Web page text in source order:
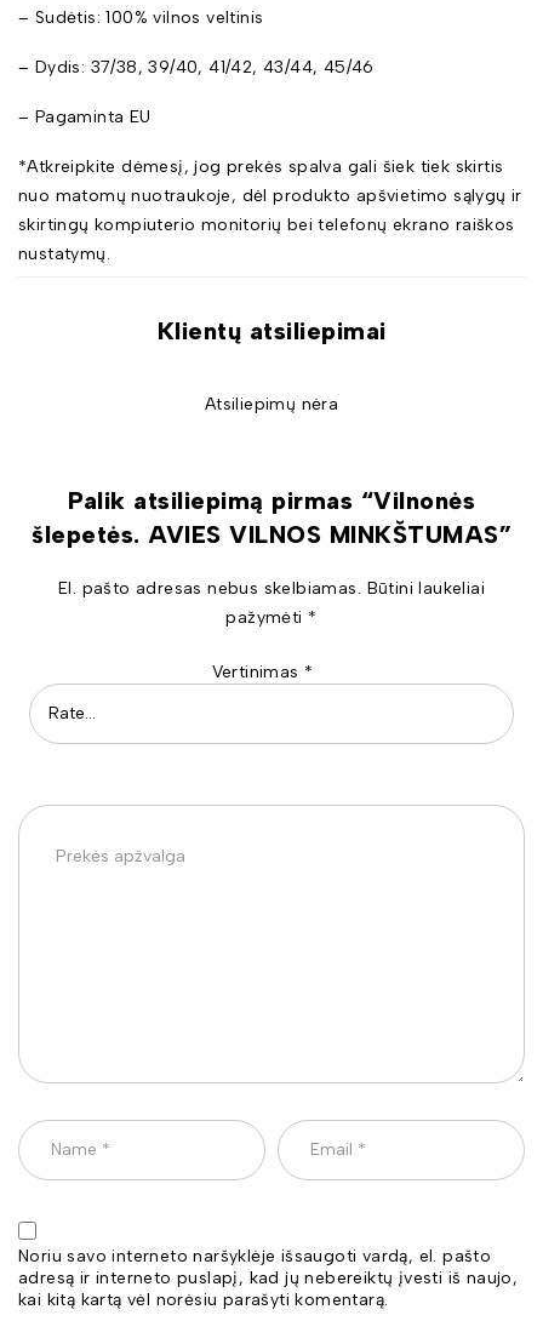
– Sudėtis: 100% vilnos veltinis
– Dydis: 37/38, 39/40, 41/42, 43/44, 45/46
– Pagaminta EU
*Atkreipkite dėmesį, jog prekės spalva gali šiek tiek skirtis
nuo matomų nuotraukoje, dėl produkto apšvietimo sąlygų ir
skirtingų kompiuterio monitorių bei telefonų ekrano raiškos
nustatymų.
Klientų atsiliepimai
Atsiliepimų nėra
Palik atsiliepimą pirmas “Vilnonės
šlepetės. AVIES VILNOS MINKŠTUMAS”
El. pašto adresas nebus skelbiamas. Būtini laukeliai
pažymėti *
Vertinimas *
Noriu savo interneto naršyklėje išsaugoti vardą, el. pašto
adresą ir interneto puslapį, kad jų nebereiktų įvesti iš naujo,
kai kitą kartą vėl norėsiu parašyti komentarą.